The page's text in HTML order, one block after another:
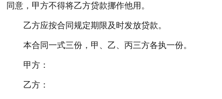
同意，甲方不得将乙方贷款挪作他用。
乙方应按合同规定期限及时发放贷款。
本合同一式三份，甲、乙、丙三方各执一份。
甲方：
乙方：